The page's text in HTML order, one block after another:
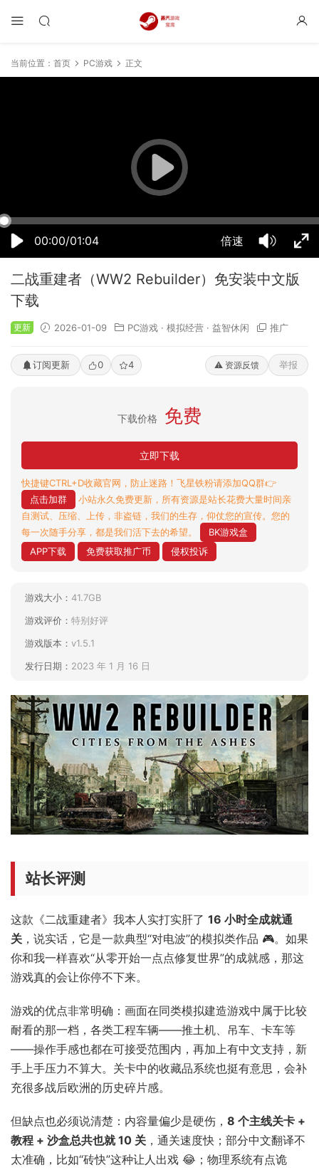
当前位置： 首页 PC游戏 正文
00:00/01:04 倍速
50% 75% 100%
二战重建者（WW2 Rebuilder）免安装中文版
下载
更新 2026-01-09 PC游戏 · 模拟经营 · 益智休闲 推广
订阅更新 0 4 ⚠️ 资源反馈 举报
下载价格 免费
立即下载
快捷键CTRL+D收藏官网，防止迷路！飞星铁粉请添加QQ群👉
点击加群
小站永久免费更新，所有资源是站长花费大量时间亲
自测试、压缩、上传，非盗链，我们的生存，仰仗您的宣传。您的
每一次随手分享，都是我们活下去的希望。
BK游戏盒
APP下载
免费获取推广币 侵权投诉
游戏大小： 41.7GB
游戏评价： 特别好评
游戏版本： v1.5.1
发行日期： 2023 年 1 月 16 日
站长评测
这款《二战重建者》我本人实打实肝了 16 小时全成就通
关 ，说实话，它是一款典型“对电波”的模拟类作品 🎮。如果
你和我一样喜欢“从零开始一点点修复世界”的成就感，那这
游戏真的会让你停不下来。
游戏的优点非常明确：画面在同类模拟建造游戏中属于比较
耐看的那一档，各类工程车辆——推土机、吊车、卡车等
——操作手感也都在可接受范围内，再加上有中文支持，新
手上手压力不算大。关卡中的收藏品系统也挺有意思，会补
充很多战后欧洲的历史碎片感。
但缺点也必须说清楚：内容量偏少是硬伤， 8 个主线关卡 +
教程 + 沙盒总共也就 10 关 ，通关速度快；部分中文翻译不
太准确，比如“砖快”这种让人出戏 😂；物理系统有点诡